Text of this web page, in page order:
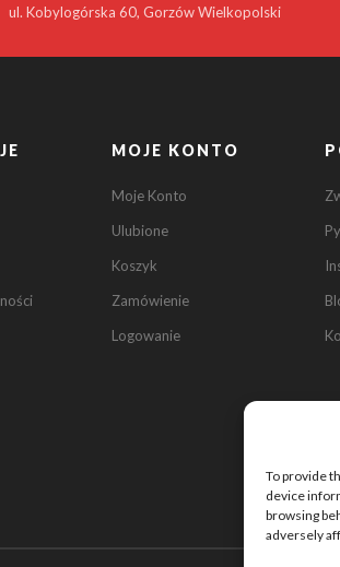
To provide
device
browsing
adversely
ul. Kobylogórska 60, Gorzów Wielkopolski
MOJE KONTO
Moje Konto
Ulubione
Koszyk
Zamówienie
Logowanie